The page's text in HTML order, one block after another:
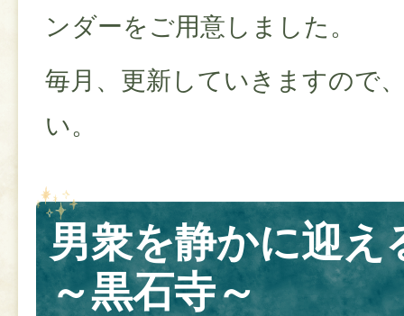
ンダーをご用意しました。
毎月、更新していきますので
い。
男衆を静かに迎え
～黒石寺～